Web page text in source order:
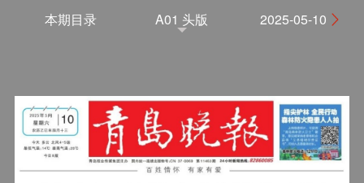
本期目录 A01 头版 2025-05-10